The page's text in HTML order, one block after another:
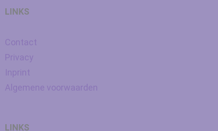
LINKS
Contact
Privacy
Inprint
Algemene voorwaarden
LINKS